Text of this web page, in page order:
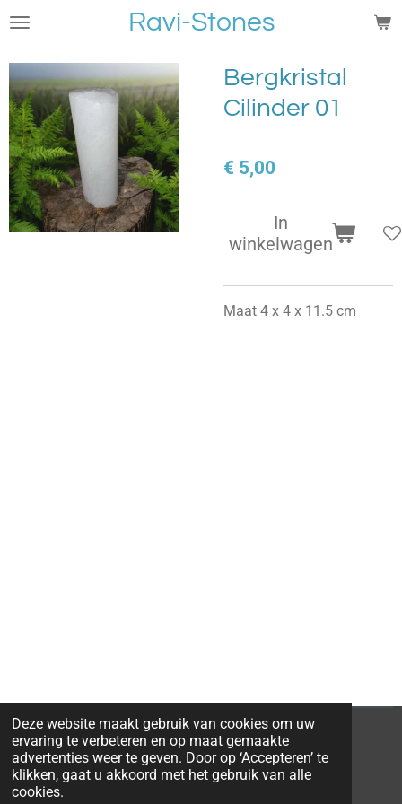
Deze website maakt gebruik van cookies om uw
ervaring te verbeteren en op maat gemaakte
advertenties weer te geven. Door op ‘Accepteren’ te
klikken, gaat u akkoord met het gebruik van alle
cookies.
Ga
naar
de
hoofdinhoud
Ravi-Stones
Bergkristal
Cilinder 01
€ 5,00
In
winkelwagen
Maat 4 x 4 x 11.5 cm
© 2026 Ravi-Stones